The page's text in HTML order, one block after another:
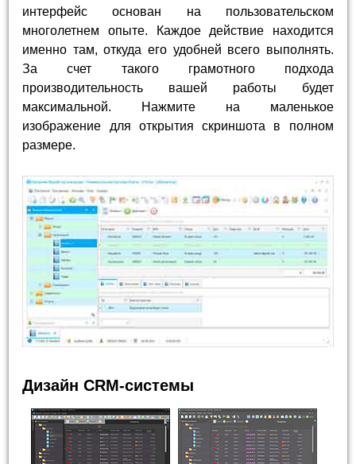
интерфейс основан на пользовательском
многолетнем опыте. Каждое действие находится
именно там, откуда его удобней всего выполнять.
За счет такого грамотного подхода
производительность вашей работы будет
максимальной. Нажмите на маленькое
изображение для открытия скриншота в полном
размере.
Дизайн CRM-системы